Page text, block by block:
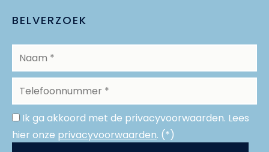
BELVERZOEK
Ik ga akkoord met de privacyvoorwaarden. Lees
hier onze privacyvoorwaarden. (*)